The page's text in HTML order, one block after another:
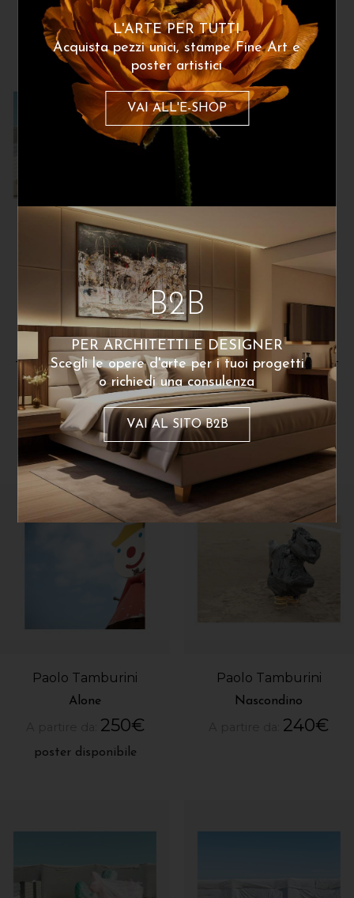
Paolo Tamburini
Nascondinos
A partire da:290€
Dello stesso artista
Paolo Tamburini
Alone
250€
poster disponibile
Paolo Tamburini
Nascondino
240€
L'ARTE PER TUTTI
Acquista pezzi unici, stampe Fine Art e
poster artistici
VAI ALL'E-SHOP
B2B
PER ARCHITETTI E DESIGNER
Scegli le opere d'arte per i tuoi progetti
o richiedi una consulenza
VAI AL SITO B2B